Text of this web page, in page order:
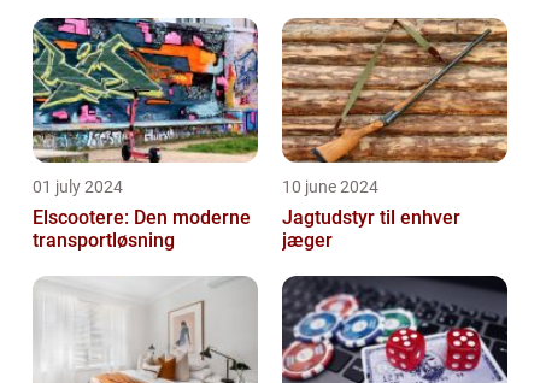
01 july 2024
Elscootere: Den moderne
transportløsning
10 june 2024
Jagtudstyr til enhver
jæger